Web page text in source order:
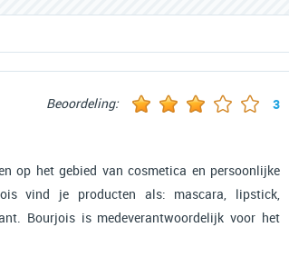
Beoordeling: 3
op het gebied van cosmetica en persoonlijke
vind je producten als: mascara, lipstick,
Bourjois is medeverantwoordelijk voor het